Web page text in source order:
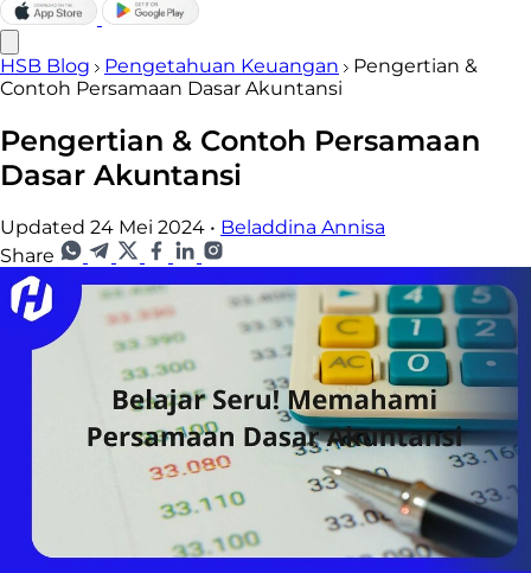
HSB Blog Pengetahuan Keuangan
Pengertian &
Contoh Persamaan Dasar Akuntansi
Pengertian & Contoh Persamaan
Dasar Akuntansi
Updated 24 Mei 2024 • Beladdina Annisa
Share